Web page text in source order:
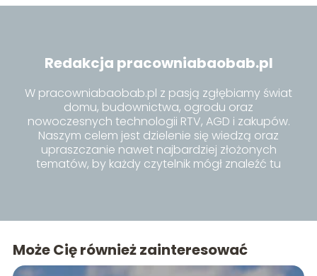
Redakcja pracowniabaobab.pl
W pracowniabaobab.pl z pasją zgłębiamy świat
domu, budownictwa, ogrodu oraz
nowoczesnych technologii RTV, AGD i zakupów.
Naszym celem jest dzielenie się wiedzą oraz
upraszczanie nawet najbardziej złożonych
tematów, by każdy czytelnik mógł znaleźć tu
Może Cię również zainteresować